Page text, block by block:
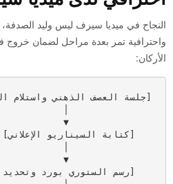
النجاح في ميديا سيرف ليس وليد
واحترافية تمر بعدة مراحل لضمان خروج
الأركان: